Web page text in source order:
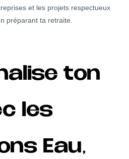
et les projets respectueux
préparant ta retraite.
ton
les
Eau,